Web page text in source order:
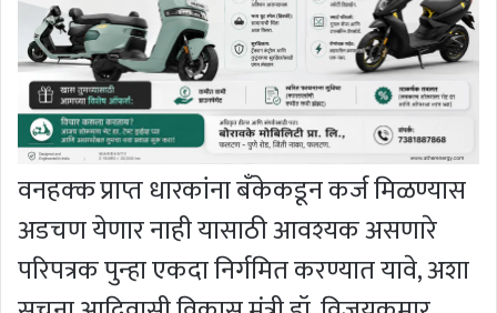
वनहक्क प्राप्त धारकांना बँकेकडून कर्ज मिळण्यास
अडचण येणार नाही यासाठी आवश्यक असणारे
परिपत्रक पुन्हा एकदा निर्गमित करण्यात यावे, अशा